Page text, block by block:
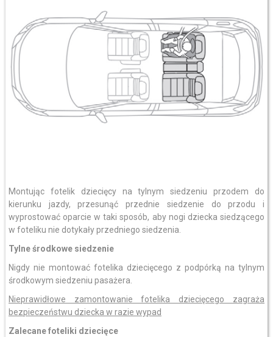
Montując fotelik dziecięcy na tylnym siedzeniu przodem do
kierunku jazdy, przesunąć przednie siedzenie do przodu i
wyprostować oparcie w taki sposób, aby nogi dziecka siedzącego
w foteliku nie dotykały przedniego siedzenia.
Tylne środkowe siedzenie
Nigdy nie montować fotelika dziecięcego z podpórką na tylnym
środkowym siedzeniu pasażera.
Nieprawidłowe zamontowanie fotelika dziecięcego zagraża
bezpieczeństwu dziecka w razie wypad
Zalecane foteliki dziecięce